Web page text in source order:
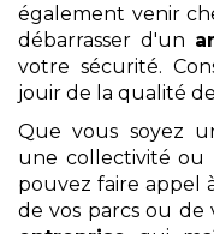
également venir
débarrasser d'un
votre sécurité.
jouir de la qualité
Que vous soyez
une collectivité ou
pouvez faire appel
de vos parcs ou de